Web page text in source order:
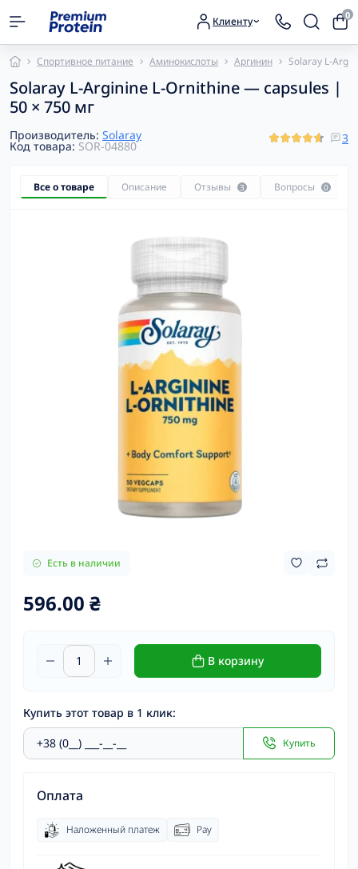
Клиенту 0
Спортивное питание Аминокислоты Аргинин Solaray L-
Solaray L-Arginine L-Ornithine — capsules |
50 × 750 мг
Производитель: Solaray
Код товара: SOR-04880
3
Все о товаре Описание Отзывы 3 Вопросы 0
Есть в наличии
596.00 ₴
В корзину
Купить этот товар в 1 клик:
Купить
Оплата
Наложенный платеж Pay